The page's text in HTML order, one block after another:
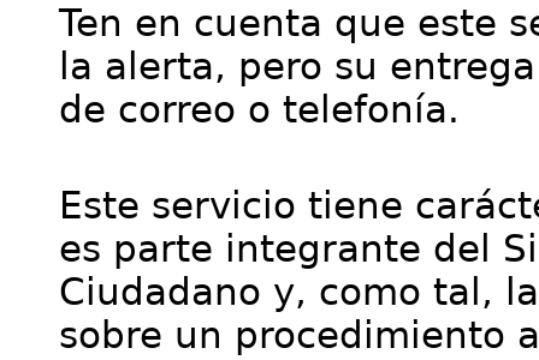
Ten en cuenta que este
la alerta, pero su
de correo o telefonía.
Este servicio tiene
es parte integrante del
Ciudadano y, como tal,
sobre un procedimiento